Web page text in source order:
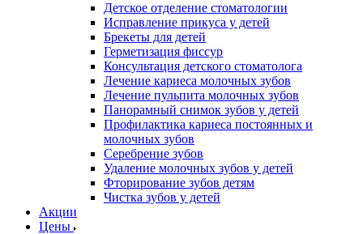
Детское отделение стоматологии
Исправление прикуса у детей
Брекеты для детей
Герметизация фиссур
Консультация детского стоматолога
Лечение кариеса молочных зубов
Лечение пульпита молочных зубов
Панорамный снимок зубов у детей
Профилактика кариеса постоянных и
молочных зубов
Серебрение зубов
Удаление молочных зубов у детей
Фторирование зубов детям
Чистка зубов у детей
Акции
Цены